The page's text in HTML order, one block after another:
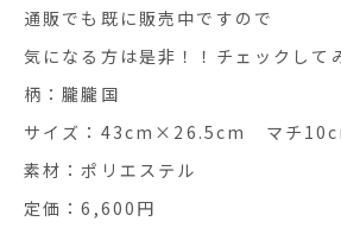
通販でも既に販売中ですので
気になる方は是非！！チェックして
柄：朧朧国
サイズ：43cm×26.5cm マチ
素材：ポリエステル
定価：6,600円